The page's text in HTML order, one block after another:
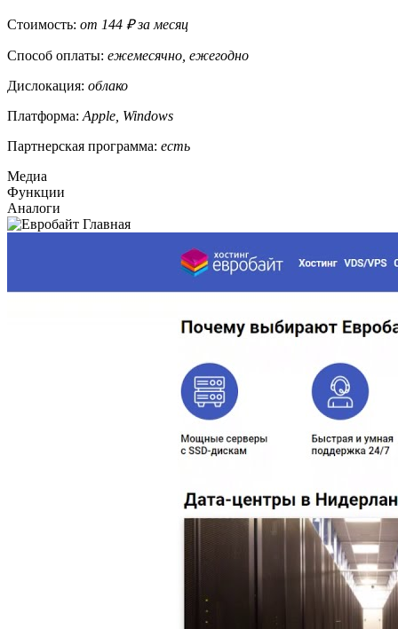
Стоимость: от 144 ₽ за месяц
Способ оплаты: ежемесячно, ежегодно
Дислокация: облако
Платформа: Apple, Windows
Партнерская программа: есть
Медиа
Функции
Аналоги